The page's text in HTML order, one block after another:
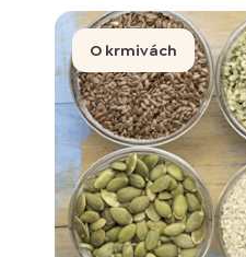
O krmivách